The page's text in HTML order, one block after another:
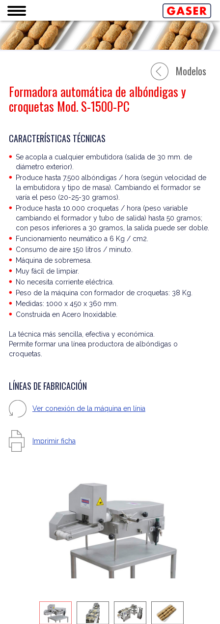
Formadora automática de albóndigas y
croquetas Mod. S-1500-PC
Modelos
CARACTERÍSTICAS TÉCNICAS
Se acopla a cualquier embutidora (salida de 30 mm. de
diámetro exterior).
Produce hasta 7.500 albóndigas / hora (según velocidad de
la embutidora y tipo de masa). Cambiando el formador se
varía el peso (20-25-30 gramos).
Produce hasta 10.000 croquetas / hora (peso variable
cambiando el formador y tubo de salida) hasta 50 gramos;
con pesos inferiores a 30 gramos, la salida puede ser doble.
Funcionamiento neumático a 6 Kg / cm2.
Consumo de aire 150 litros / minuto.
Máquina de sobremesa.
Muy fácil de limpiar.
No necesita corriente eléctrica.
Peso de la máquina con formador de croquetas: 38 Kg.
Medidas: 1000 x 450 x 360 mm.
Construida en Acero Inoxidable.
La técnica más sencilla, efectiva y económica.
Permite formar una línea productora de albóndigas o
croquetas.
LÍNEAS DE FABRICACIÓN
Ver conexión de la máquina en línia
Imprimir ficha